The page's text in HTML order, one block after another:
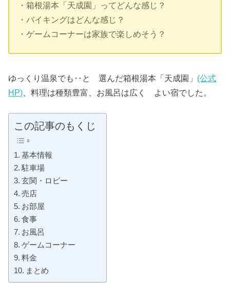
・箱根湯本「天成園」ってどんな感じ？
・バイキングはどんな感じ？
・ゲームコーナーは家族で楽しめそう？
ゆっくり温泉でも‥と 選んだ箱根湯本「天成園」 (公式
HP) 、料理は種類豊富、お風呂は広く よい宿でした。
この記事のもくじ
基本情報
駐車場
玄関・ロビー
売店
お部屋
食事
お風呂
ゲームコーナー
料金
まとめ